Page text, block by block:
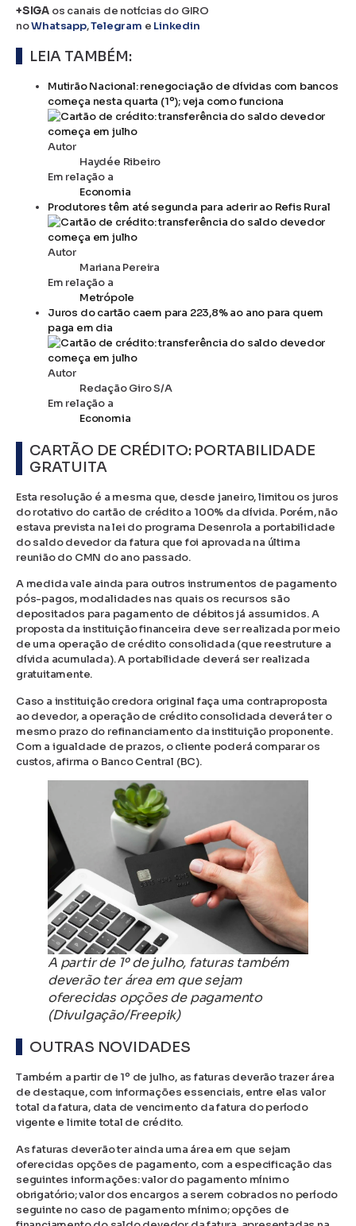
+SIGA os canais de notícias do GIRO
noWhatsapp,Telegram e Linkedin
LEIA TAMBÉM:
Mutirão Nacional: renegociação de dívidas com bancos
começa nesta quarta (1º); veja como funciona
Autor
Haydée Ribeiro
Em relação a
Economia
Produtores têm até segunda para aderir ao Refis Rural
Autor
Mariana Pereira
Em relação a
Metrópole
Juros do cartão caem para 223,8% ao ano para quem
paga em dia
Autor
Redação Giro S/A
Em relação a
Economia
CARTÃO DE CRÉDITO: PORTABILIDADE
GRATUITA
Esta resolução é a mesma que, desde janeiro, limitou os juros
do rotativo do cartão de crédito a 100% da dívida. Porém, não
estava prevista na lei do programa Desenrola a portabilidade
do saldo devedor da fatura que foi aprovada na última
reunião do CMN do ano passado.
A medida vale ainda para outros instrumentos de pagamento
pós-pagos, modalidades nas quais os recursos são
depositados para pagamento de débitos já assumidos. A
proposta da instituição financeira deve ser realizada por meio
de uma operação de crédito consolidada (que reestruture a
dívida acumulada). A portabilidade deverá ser realizada
gratuitamente.
Caso a instituição credora original faça uma contraproposta
ao devedor, a operação de crédito consolidada deverá ter o
mesmo prazo do refinanciamento da instituição proponente.
Com a igualdade de prazos, o cliente poderá comparar os
custos, afirma o Banco Central (BC).
A partir de 1º de julho, faturas também
deverão ter área em que sejam
oferecidas opções de pagamento
(Divulgação/Freepik)
OUTRAS NOVIDADES
Também a partir de 1º de julho, as faturas deverão trazer área
de destaque, com informações essenciais, entre elas valor
total da fatura, data de vencimento da fatura do período
vigente e limite total de crédito.
As faturas deverão ter ainda uma área em que sejam
oferecidas opções de pagamento, com a especificação das
seguintes informações: valor do pagamento mínimo
obrigatório; valor dos encargos a serem cobrados no período
seguinte no caso de pagamento mínimo; opções de